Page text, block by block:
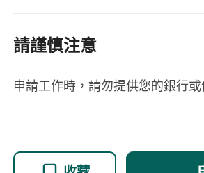
請謹慎注意
申請工作時，請勿提供您的銀行或